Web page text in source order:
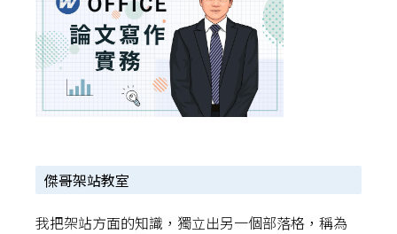
傑哥架站教室
我把架站方面的知識，獨立出另一個部落格，稱為